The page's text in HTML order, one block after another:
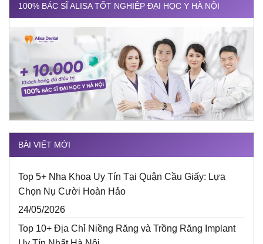
100% BÁC SĨ ALISA TỐT NGHIỆP ĐẠI HỌC Y HÀ NỘI
BÀI VIẾT MỚI
Top 5+ Nha Khoa Uy Tín Tại Quận Cầu Giấy: Lựa
Chọn Nụ Cười Hoàn Hảo
24/05/2026
Top 10+ Địa Chỉ Niềng Răng và Trồng Răng Implant